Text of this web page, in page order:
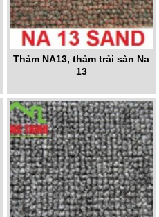
Thảm NA13, thảm trải sàn Na
13